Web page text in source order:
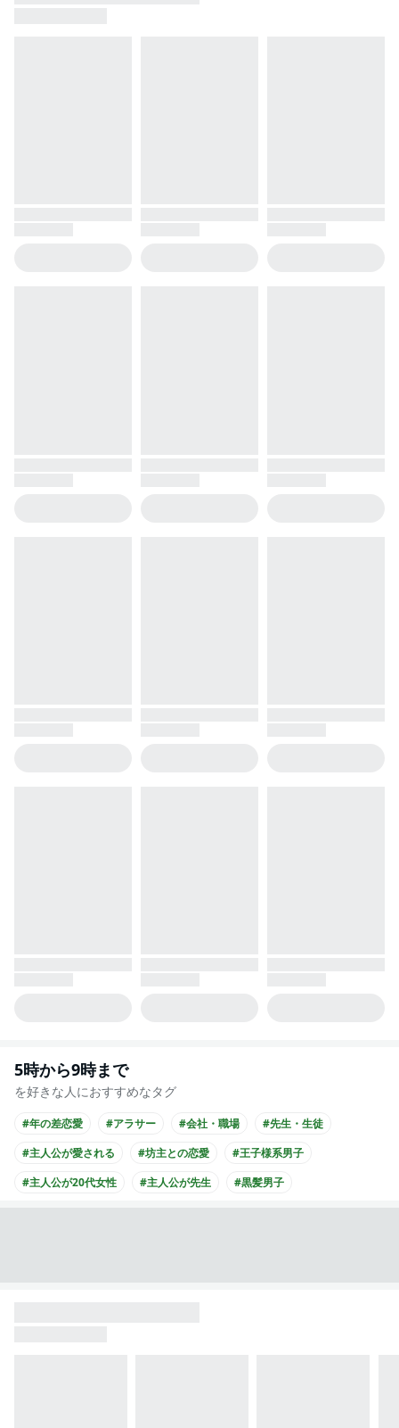
5時から9時まで
を好きな人におすすめなタグ
#年の差恋愛 #アラサー #会社・職場
#先生・生徒
#主人公が愛される
#坊主との恋愛
#王子様系男子
#主人公が20代女性
#主人公が先生 #黒髪男子